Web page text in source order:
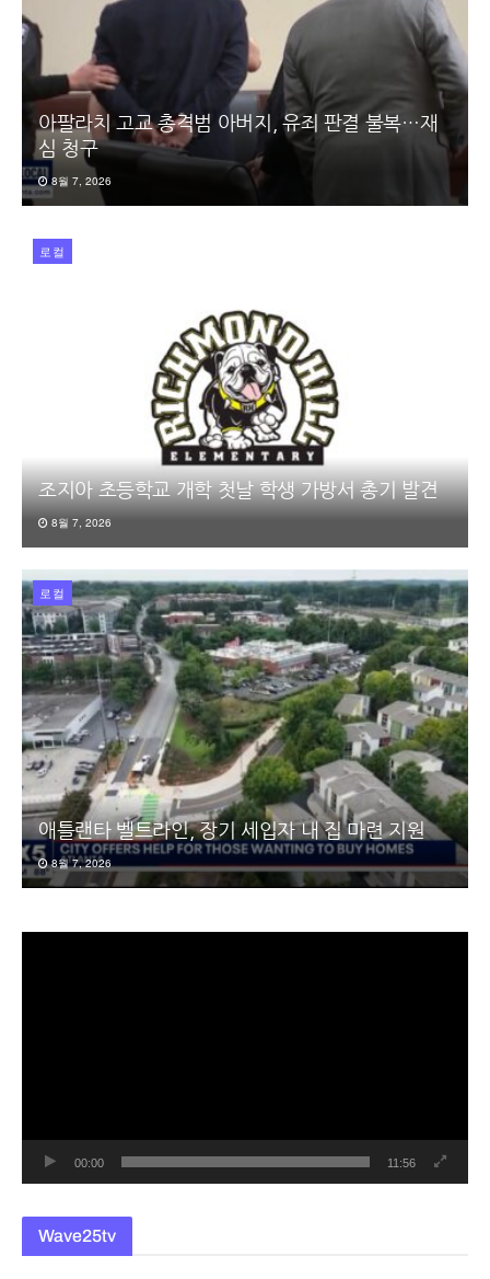
아팔라치 고교 총격범 아버지, 유죄 판결 불복…재
심 청구
8월 7, 2026
로컬
조지아 초등학교 개학 첫날 학생 가방서 총기 발견
8월 7, 2026
로컬
애틀랜타 벨트라인, 장기 세입자 내 집 마련 지원
8월 7, 2026
00:00 11:56
Wave25tv